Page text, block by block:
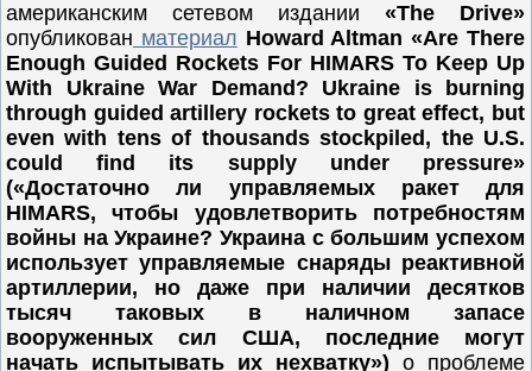
американским сетевом издании «The Drive»
опубликован материал Howard Altman «Are There
Enough Guided Rockets For HIMARS To Keep Up
With Ukraine War Demand? Ukraine is burning
through guided artillery rockets to great effect, but
even with tens of thousands stockpiled, the U.S.
could find its supply under pressure»
(«Достаточно ли управляемых ракет для
HIMARS, чтобы удовлетворить потребностям
войны на Украине? Украина с большим успехом
использует управляемые снаряды реактивной
артиллерии, но даже при наличии десятков
тысяч таковых в наличном запасе
вооруженных сил США, последние могут
начать испытывать их нехватку») о проблеме